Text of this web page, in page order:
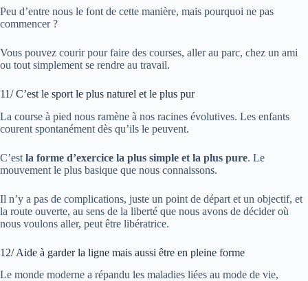
Peu d’entre nous le font de cette manière, mais pourquoi ne pas
commencer ?
Vous pouvez courir pour faire des courses, aller au parc, chez un ami
ou tout simplement se rendre au travail.
11/ C’est le sport le plus naturel et le plus pur
La course à pied nous ramène à nos racines évolutives. Les enfants
courent spontanément dès qu’ils le peuvent.
C’est la forme d’exercice la plus simple et la plus pure. Le
mouvement le plus basique que nous connaissons.
Il n’y a pas de complications, juste un point de départ et un objectif, et
la route ouverte, au sens de la liberté que nous avons de décider où
nous voulons aller, peut être libératrice.
12/ Aide à garder la ligne mais aussi être en pleine forme
Le monde moderne a répandu les maladies liées au mode de vie,